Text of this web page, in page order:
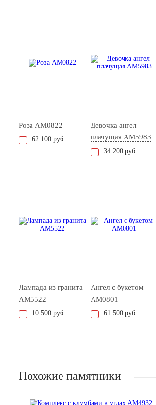
Роза AM0822
62.100 руб.
Девочка ангел
плачущая AM5983
34.200 руб.
Лампада из гранита
AM5522
10.500 руб.
Ангел с букетом
AM0801
61.500 руб.
Похожие памятники